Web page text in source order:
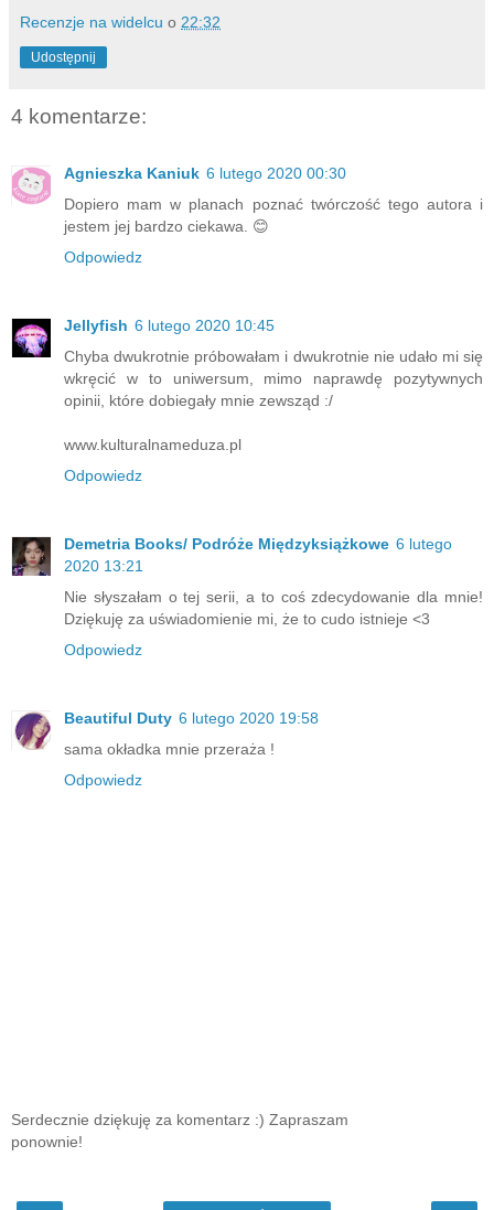
Recenzje na widelcu o 22:32
Udostępnij
4 komentarze:
Agnieszka Kaniuk 6 lutego 2020 00:30
Dopiero mam w planach poznać twórczość tego autora i
jestem jej bardzo ciekawa. 😊
Odpowiedz
Jellyfish 6 lutego 2020 10:45
Chyba dwukrotnie próbowałam i dwukrotnie nie udało mi się
wkręcić w to uniwersum, mimo naprawdę pozytywnych
opinii, które dobiegały mnie zewsząd :/
www.kulturalnameduza.pl
Odpowiedz
Demetria Books/ Podróże Międzyksiążkowe 6 lutego
2020 13:21
Nie słyszałam o tej serii, a to coś zdecydowanie dla mnie!
Dziękuję za uświadomienie mi, że to cudo istnieje <3
Odpowiedz
Beautiful Duty 6 lutego 2020 19:58
sama okładka mnie przeraża !
Odpowiedz
Serdecznie dziękuję za komentarz :) Zapraszam
ponownie!